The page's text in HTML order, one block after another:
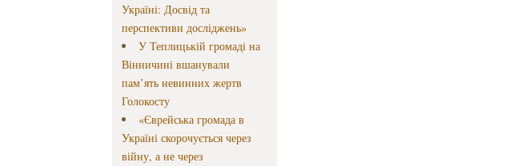
Україні: Досвід та
перспективи досліджень»
У Теплицькій громаді на
Вінничині вшанували
пам’ять невинних жертв
Голокосту
«Єврейська громада в
Україні скорочується через
війну, а не через